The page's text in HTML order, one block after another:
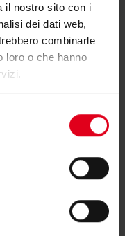
il nostro sito con i
dei dati web,
combinarle
loro o che hanno
per H163?
contatta il
di zona.